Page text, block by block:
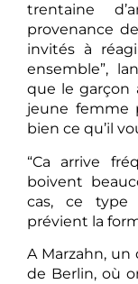
trentaine
provenance
invités à
ensemble”,
que le garçon
jeune femme
bien ce qu’il
“Ca arrive
boivent
cas, ce type
prévient la
A Marzahn, un
de Berlin, où